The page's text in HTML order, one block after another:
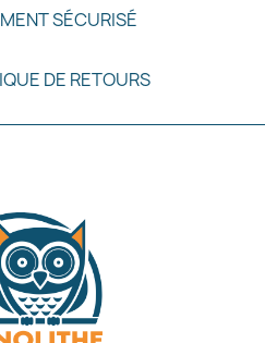
SÉCURISÉ
DE RETOURS